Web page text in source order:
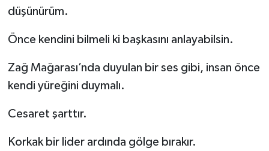
düşünürüm.
Önce kendini bilmeli ki başkasını anlayabilsin.
Zağ Mağarası’nda duyulan bir ses gibi, insan önce
kendi yüreğini duymalı.
Cesaret şarttır.
Korkak bir lider ardında gölge bırakır.